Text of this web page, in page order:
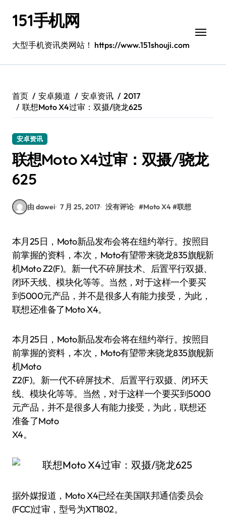
151手机网
大型手机资讯类网站！ https://www.151shouji.com
首页 安卓频道 安卓资讯
2017
联想Moto X4过审：双摄/骁龙625
安卓资讯
联想Moto X4过审：双摄/骁龙
625
由 dawei 7 月 25, 2017 没有评论 #Moto X4 #联想
本月25日，Moto新品发布会将在纽约举行。按照目
前掌握的资料，本次，Moto有望带来骁龙835旗舰新
机Moto Z2(F)。新一代不碎屏技术、后置平行双摄、
闭环天线、模块化等等。当然，对于这样一个要买
到5000元产品，并不是很多人有能力接受，为此，
联想还准备了Moto X4。
本月25日，Moto新品发布会将在纽约举行。按照目
前掌握的资料，本次，Moto有望带来骁龙835旗舰新
机Moto
Z2(F)。新一代不碎屏技术、后置平行双摄、闭环天
线、模块化等等。当然，对于这样一个要买到5000
元产品，并不是很多人有能力接受，为此，联想还
准备了Moto
X4。
据外媒报道，Moto X4已经在美国联邦通信委员会
(FCC)过审，型号为XT1802。